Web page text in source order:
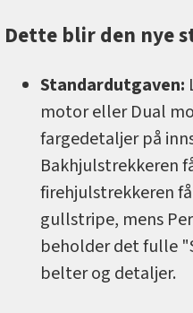
Dette blir den nye
Standardutgaven:
motor eller Dual
fargedetaljer på
Bakhjulstrekkeren
firehjulstrekkeren
gullstripe, mens
beholder det fulle
belter og detaljer.